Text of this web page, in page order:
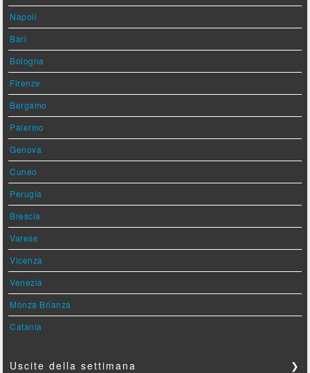
Napoli
Bari
Bologna
Firenze
Bergamo
Palermo
Genova
Cuneo
Perugia
Brescia
Varese
Vicenza
Venezia
Monza Brianza
Catania
Uscite della settimana ❯